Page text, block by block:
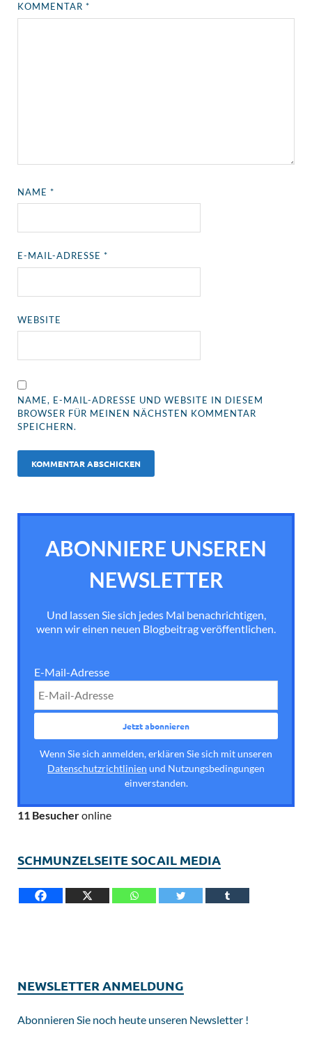
KOMMENTAR*
NAME*
E-MAIL-ADRESSE*
WEBSITE
NAME, E-MAIL-ADRESSE UND WEBSITE IN DIESEM
BROWSER FÜR MEINEN NÄCHSTEN KOMMENTAR
SPEICHERN.
ABONNIERE UNSEREN
NEWSLETTER
Und lassen Sie sich jedes Mal benachrichtigen,
wenn wir einen neuen Blogbeitrag veröffentlichen.
E-Mail-Adresse
Wenn Sie sich anmelden, erklären Sie sich mit unseren
Datenschutzrichtlinien und Nutzungsbedingungen
einverstanden.
11 Besucheronline
SCHMUNZELSEITE SOCAIL MEDIA
NEWSLETTER ANMELDUNG
Abonnieren Sie noch heute unseren Newsletter !